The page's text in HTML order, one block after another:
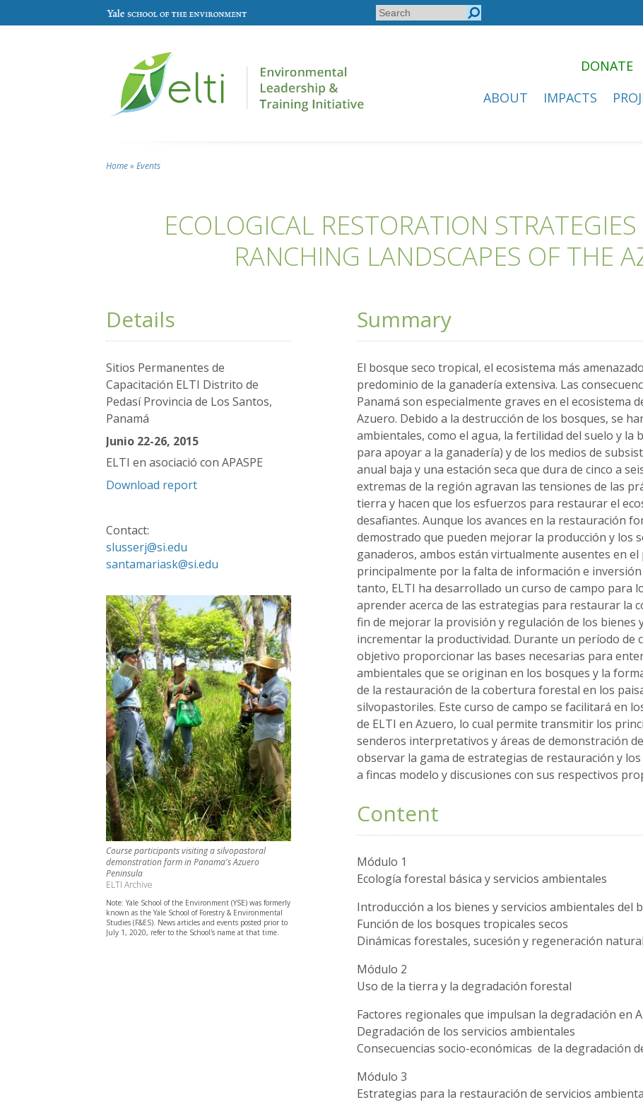
Skip to main content
Search
Search
DONATE
ABOUT
IMPACTS
Home» Events
ECOLOGICAL RESTORATION
RANCHING LANDSCAPES OF THE
Details
Sitios Permanentes de
Capacitación ELTI Distrito de
Pedasí Provincia de Los Santos,
Panamá
Junio 22-26, 2015
ELTI en asociació con APASPE
Download report
Contact:
slusserj@si.edu
santamariask@si.edu
Course participants visiting a silvopastoral
demonstration farm in Panama's Azuero
Peninsula
ELTI Archive
Note: Yale School of the Environment (YSE) was formerly
known as the Yale School of Forestry & Environmental
Studies (F&ES). News articles and events posted prior to
July 1, 2020, refer to the School's name at that time.
Summary
El bosque seco tropical, el ecosistema más
predominio de la ganadería extensiva. Las
Panamá son especialmente graves en el ecosistema
Azuero. Debido a la destrucción de los bosques, se
ambientales, como el agua, la fertilidad del suelo y la
para apoyar a la ganadería) y de los medios de
anual baja y una estación seca que dura de cinco a
extremas de la región agravan las tensiones de las
tierra y hacen que los esfuerzos para restaurar el
desafiantes. Aunque los avances en la restauración
demostrado que pueden mejorar la producción y los
ganaderos, ambos están virtualmente ausentes en el
principalmente por la falta de información e
tanto, ELTI ha desarrollado un curso de campo para
aprender acerca de las estrategias para restaurar la
fin de mejorar la provisión y regulación de los bienes
incrementar la productividad. Durante un período de
objetivo proporcionar las bases necesarias para
ambientales que se originan en los bosques y la
de la restauración de la cobertura forestal en los
silvopastoriles. Este curso de campo se facilitará en
de ELTI en Azuero, lo cual permite transmitir los
senderos interpretativos y áreas de demonstración
observar la gama de estrategias de restauración y
a fincas modelo y discusiones con sus respectivos
Content
Módulo 1
Ecología forestal básica y servicios ambientales
Introducción a los bienes y servicios ambientales del
Función de los bosques tropicales secos
Dinámicas forestales, sucesión y regeneración
Módulo 2
Uso de la tierra y la degradación forestal
Factores regionales que impulsan la degradación en
Degradación de los servicios ambientales
Consecuencias socio-económicas de la degradación
Módulo 3
Estrategias para la restauración de servicios